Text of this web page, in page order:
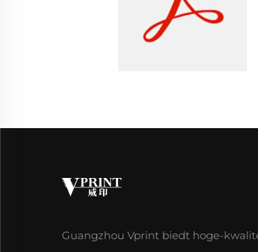
Guangzhou Vprint biedt hoge-